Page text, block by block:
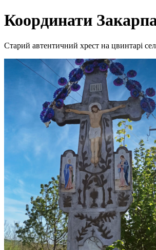
Координати
Старий автентичний хрест на цвинтарі